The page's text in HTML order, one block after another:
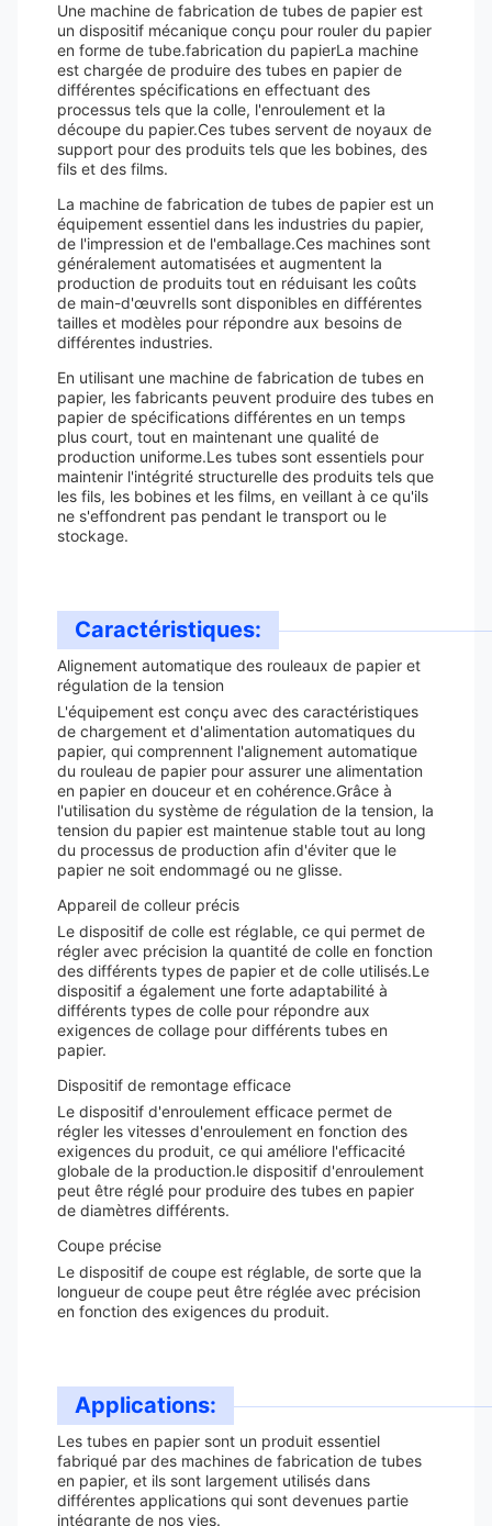
Une machine de fabrication de tubes de papier est
un dispositif mécanique conçu pour rouler du papier
en forme de tube.fabrication du papierLa machine
est chargée de produire des tubes en papier de
différentes spécifications en effectuant des
processus tels que la colle, l'enroulement et la
découpe du papier.Ces tubes servent de noyaux de
support pour des produits tels que les bobines, des
fils et des films.
La machine de fabrication de tubes de papier est un
équipement essentiel dans les industries du papier,
de l'impression et de l'emballage.Ces machines sont
généralement automatisées et augmentent la
production de produits tout en réduisant les coûts
de main-d'œuvreIls sont disponibles en différentes
tailles et modèles pour répondre aux besoins de
différentes industries.
En utilisant une machine de fabrication de tubes en
papier, les fabricants peuvent produire des tubes en
papier de spécifications différentes en un temps
plus court, tout en maintenant une qualité de
production uniforme.Les tubes sont essentiels pour
maintenir l'intégrité structurelle des produits tels que
les fils, les bobines et les films, en veillant à ce qu'ils
ne s'effondrent pas pendant le transport ou le
stockage.
Caractéristiques:
Alignement automatique des rouleaux de papier et
régulation de la tension
L'équipement est conçu avec des caractéristiques
de chargement et d'alimentation automatiques du
papier, qui comprennent l'alignement automatique
du rouleau de papier pour assurer une alimentation
en papier en douceur et en cohérence.Grâce à
l'utilisation du système de régulation de la tension, la
tension du papier est maintenue stable tout au long
du processus de production afin d'éviter que le
papier ne soit endommagé ou ne glisse.
Appareil de colleur précis
Le dispositif de colle est réglable, ce qui permet de
régler avec précision la quantité de colle en fonction
des différents types de papier et de colle utilisés.Le
dispositif a également une forte adaptabilité à
différents types de colle pour répondre aux
exigences de collage pour différents tubes en
papier.
Dispositif de remontage efficace
Le dispositif d'enroulement efficace permet de
régler les vitesses d'enroulement en fonction des
exigences du produit, ce qui améliore l'efficacité
globale de la production.le dispositif d'enroulement
peut être réglé pour produire des tubes en papier
de diamètres différents.
Coupe précise
Le dispositif de coupe est réglable, de sorte que la
longueur de coupe peut être réglée avec précision
en fonction des exigences du produit.
Applications:
Les tubes en papier sont un produit essentiel
fabriqué par des machines de fabrication de tubes
en papier, et ils sont largement utilisés dans
différentes applications qui sont devenues partie
intégrante de nos vies.